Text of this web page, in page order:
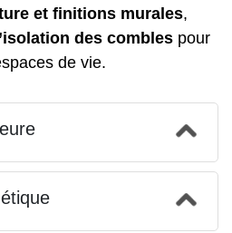
et finitions murales,
des combles pour
de vie.